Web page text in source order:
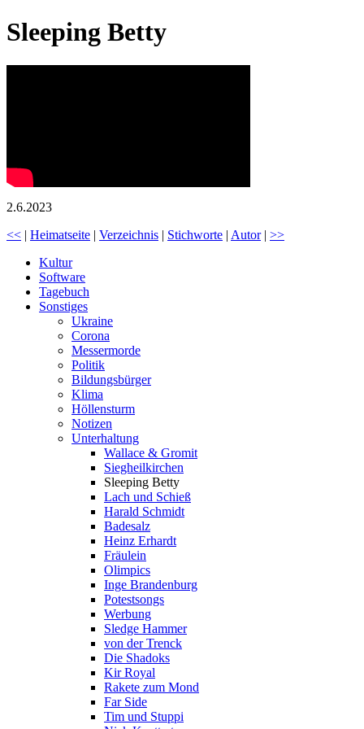
Sleeping Betty
2.6.2023
<< | Heimatseite | Verzeichnis | Stichworte | Autor| >>
Kultur
Software
Tagebuch
Sonstiges
Ukraine
Corona
Messermorde
Politik
Bildungsbürger
Klima
Höllensturm
Notizen
Unterhaltung
Wallace & Gromit
Siegheilkirchen
Sleeping Betty
Lach und Schieß
Harald Schmidt
Badesalz
Heinz Erhardt
Fräulein
Olimpics
Inge Brandenburg
Potestsongs
Werbung
Sledge Hammer
von der Trenck
Die Shadoks
Kir Royal
Rakete zum Mond
Far Side
Tim und Stuppi